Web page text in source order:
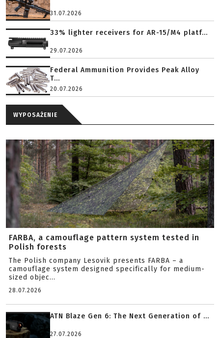
31.07.2026
33% lighter receivers for AR-15/M4 platf...
29.07.2026
Federal Ammunition Provides Peak Alloy
T...
20.07.2026
WYPOSAŻENIE
FARBA, a camouflage pattern system tested in
Polish forests
The Polish company Lesovik presents FARBA – a
camouflage system designed specifically for medium-
sized objec...
28.07.2026
ATN Blaze Gen 6: The Next Generation of ...
27.07.2026